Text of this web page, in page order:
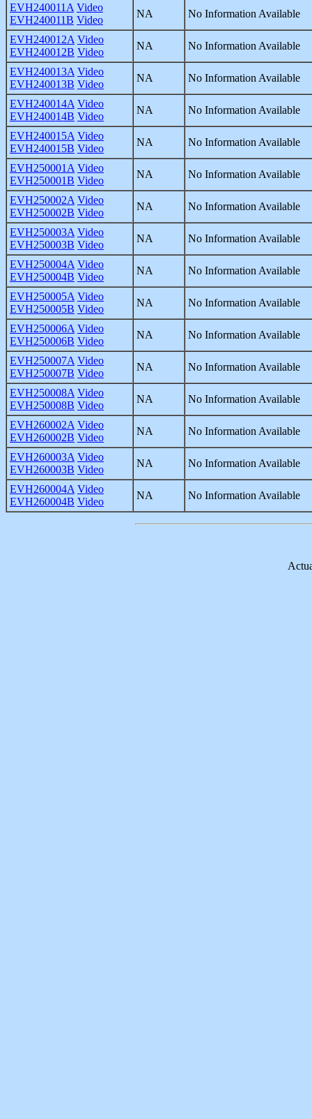
EVH240011A Video
EVH240011B Video
NA No Information Available
EVH240012A Video
EVH240012B Video
NA No Information Available
EVH240013A Video
EVH240013B Video
NA No Information Available
EVH240014A Video
EVH240014B Video
NA No Information Available
EVH240015A Video
EVH240015B Video
NA No Information Available
EVH250001A Video
EVH250001B Video
NA No Information Available
EVH250002A Video
EVH250002B Video
NA No Information Available
EVH250003A Video
EVH250003B Video
NA No Information Available
EVH250004A Video
EVH250004B Video
NA No Information Available
EVH250005A Video
EVH250005B Video
NA No Information Available
EVH250006A Video
EVH250006B Video
NA No Information Available
EVH250007A Video
EVH250007B Video
NA No Information Available
EVH250008A Video
EVH250008B Video
NA No Information Available
EVH260002A Video
EVH260002B Video
NA No Information Available
EVH260003A Video
EVH260003B Video
NA No Information Available
EVH260004A Video
EVH260004B Video
NA No Information Available